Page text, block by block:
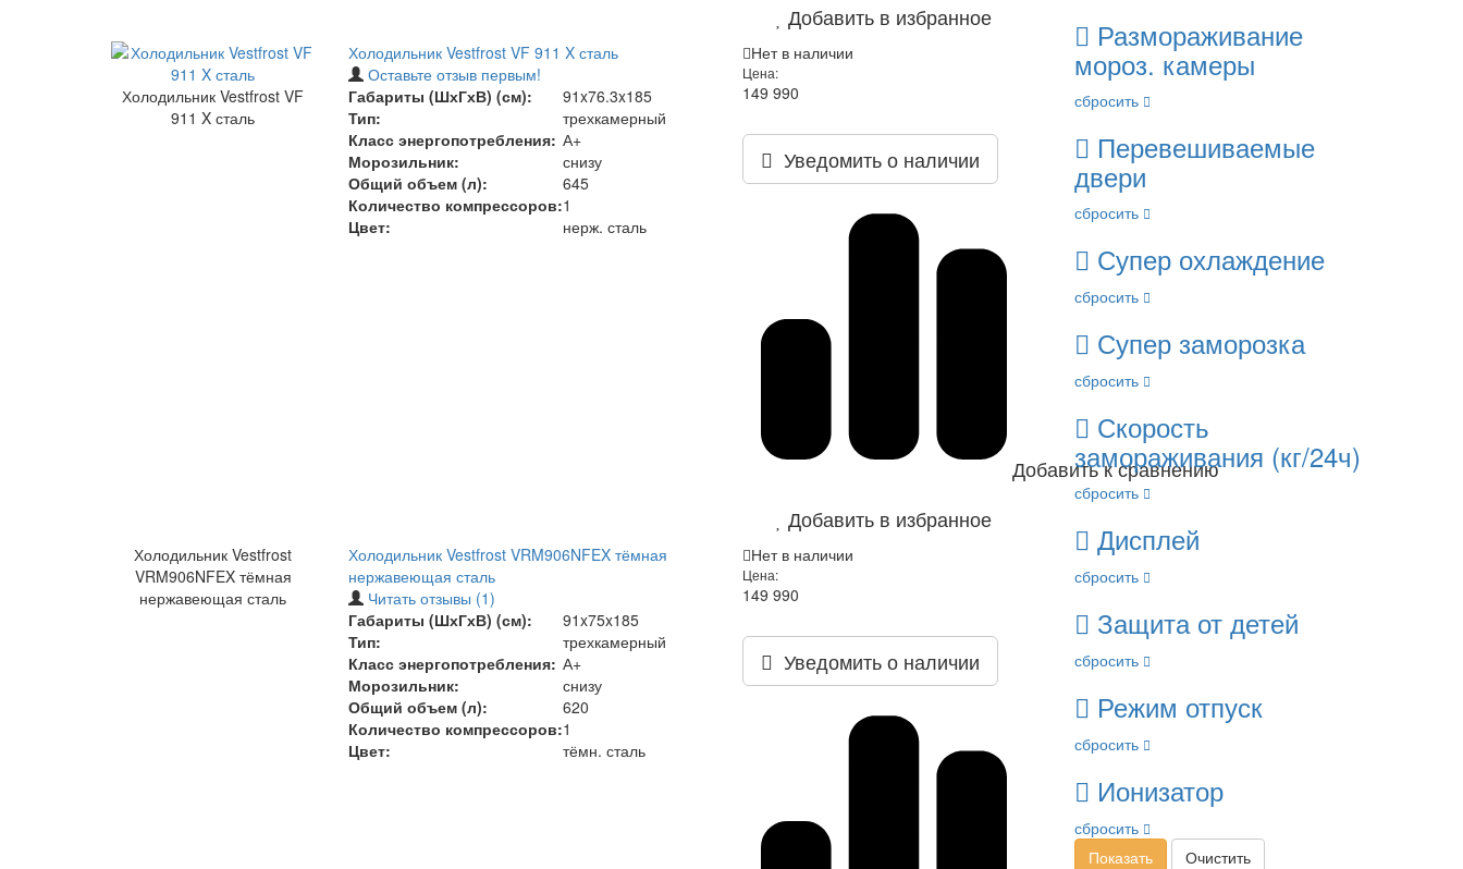
Добавить в избранное
Холодильник Vestfrost VF
911 X сталь
Холодильник Vestfrost VF 911 X сталь
Оставьте отзыв первым!
Габариты (ШхГхВ) (см):
91x76.3x185
Тип:
трехкамерный
Класс энергопотребления: А+
Морозильник:
снизу
Общий объем (л):
645
Количество компрессоров:1
Цвет:
нерж. сталь
Нет в наличии
Цена:
149 990
Уведомить о наличии
Добавить к сравнению
Добавить в избранное
Холодильник Vestfrost
VRM906NFEX тёмная
нержавеющая сталь
Холодильник Vestfrost VRM906NFEX тёмная
нержавеющая сталь
Читать отзывы (1)
Габариты (ШхГхВ) (см):
91x75x185
Тип:
трехкамерный
Класс энергопотребления: А+
Морозильник:
снизу
Общий объем (л):
620
Количество компрессоров:1
Цвет:
тёмн. сталь
Нет в наличии
Цена:
149 990
Уведомить о наличии
Размораживание
мороз. камеры
сбросить
Перевешиваемые
двери
сбросить
Супер охлаждение
сбросить
Супер заморозка
сбросить
Скорость
замораживания (кг/24ч)
сбросить
Дисплей
сбросить
Защита от детей
сбросить
Режим отпуск
сбросить
Ионизатор
сбросить
Показать
Очистить